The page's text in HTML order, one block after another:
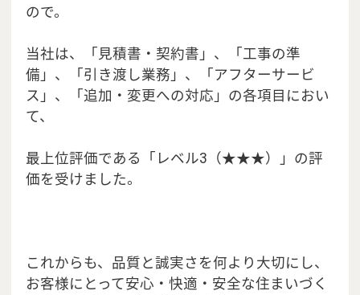
ので。
当社は、「見積書・契約書」、「工事の準
備」、「引き渡し業務」、「アフターサービ
ス」、「追加・変更への対応」の各項目におい
て、
最上位評価である「レベル3（★★★）」の評
価を受けました。
これからも、品質と誠実さを何より大切にし、
お客様にとって安心・快適・安全な住まいづく